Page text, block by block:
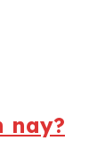
nay?